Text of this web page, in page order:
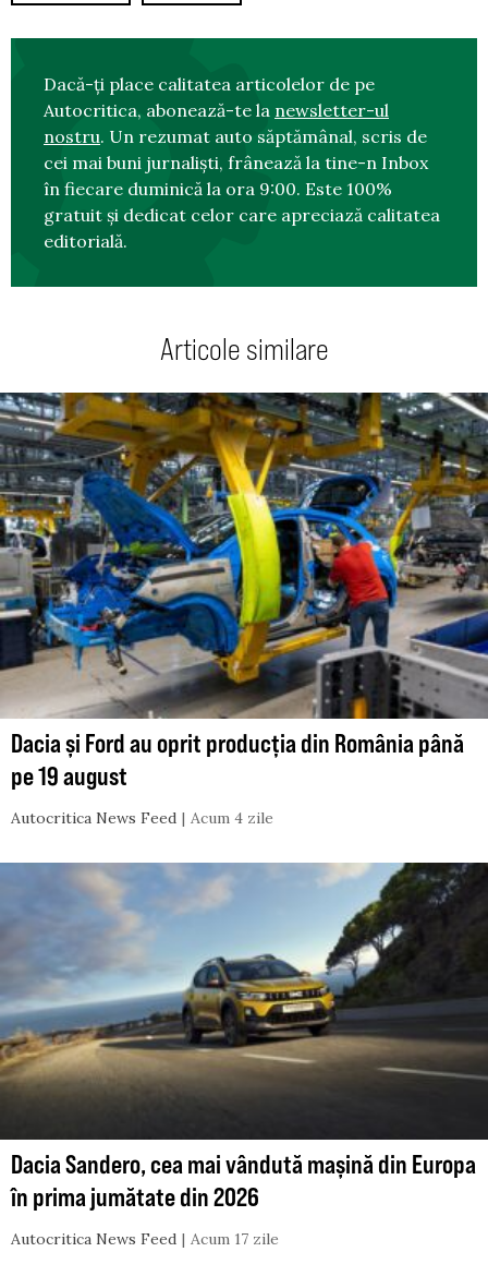
Dacă-ți place calitatea articolelor de pe
Autocritica, abonează-te la newsletter-ul
nostru. Un rezumat auto săptămânal, scris de
cei mai buni jurnaliști, frânează la tine-n Inbox
în fiecare duminică la ora 9:00. Este 100%
gratuit și dedicat celor care apreciază calitatea
editorială.
Articole similare
Dacia și Ford au oprit producția din România până
pe 19 august
Autocritica News Feed Acum 4 zile
Dacia Sandero, cea mai vândută mașină din Europa
în prima jumătate din 2026
Autocritica News Feed Acum 17 zile